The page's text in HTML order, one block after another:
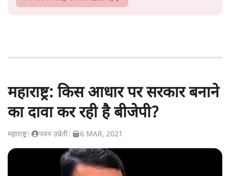
महाराष्ट्र: किस आधार पर सरकार बनाने
का दावा कर रही है बीजेपी?
महाराष्ट्र| पवन उप्रेती 6 MAR, 2021